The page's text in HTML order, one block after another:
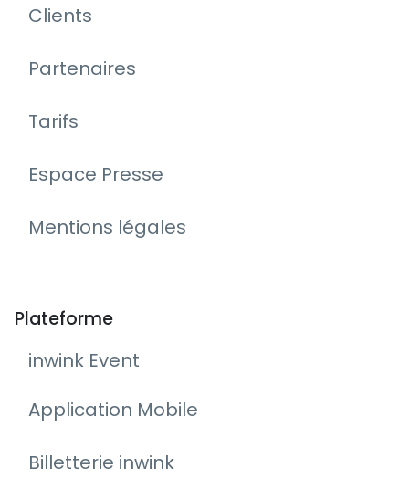
Clients
Partenaires
Tarifs
Espace Presse
Mentions légales
Plateforme
inwink Event
Application Mobile
Billetterie inwink